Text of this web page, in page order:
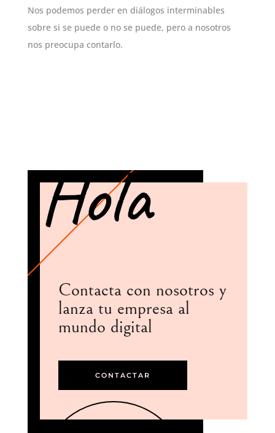
Nos podemos perder en diálogos interminables
sobre si se puede o no se puede, pero a nosotros
nos preocupa contarlo.
Hola
Contacta con nosotros y
lanza tu empresa al
mundo digital
CONTACTAR